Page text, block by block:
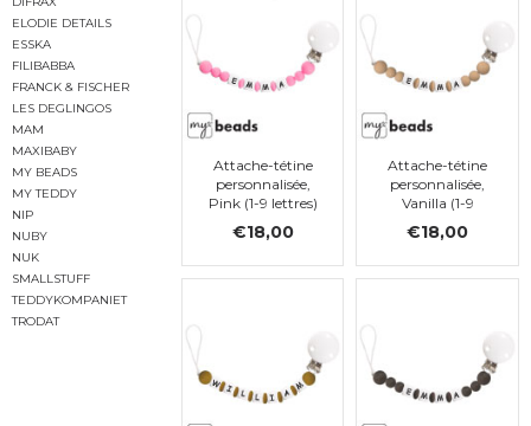
ELODIE DETAILS
ESSKA
FILIBABBA
FRANCK & FISCHER
LES DEGLINGOS
MAM
MAXIBABY
MY BEADS
MY TEDDY
NIP
NUBY
NUK
SMALLSTUFF
TEDDYKOMPANIET
TRODAT
Attache-tétine
personnalisée,
Pink (1-9 lettres)
€18,00
Attache-tétine
personnalisée,
Vanilla (1-9
lettres)
€18,00